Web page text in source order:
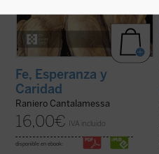
Fe, Esperanza y
Caridad
Raniero Cantalamessa
16,00€ IVA incluido
disponible en ebook: